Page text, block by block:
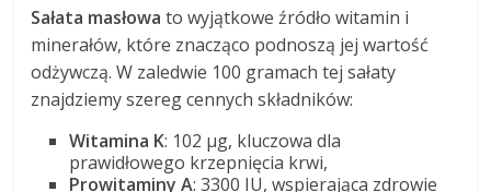
Sałata masłowa to wyjątkowe źródło witamin i
minerałów, które znacząco podnoszą jej wartość
odżywczą. W zaledwie 100 gramach tej sałaty
znajdziemy szereg cennych składników:
Witamina K: 102 µg, kluczowa dla
prawidłowego krzepnięcia krwi,
Prowitaminy A: 3300 IU, wspierająca zdrowie